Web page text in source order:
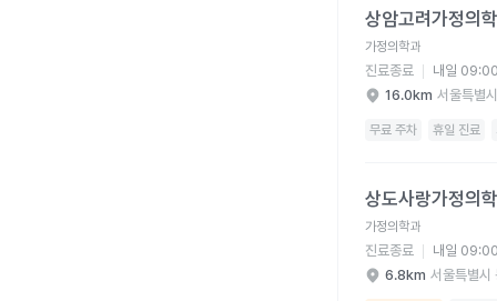
상암고려가정의
가정의학과
진료종료
내일
16.0km 서울특별
무료 주차 휴일 진료
상도사랑가정의
가정의학과
진료종료
내일
6.8km 서울특별시